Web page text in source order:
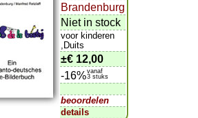
Brandenburg
Niet in stock
voor kinderen
,Duits
±€ 12,00
-16%vanaf
3 stuks
beoordelen
details